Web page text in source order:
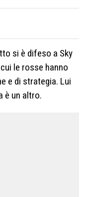
si è difeso a Sky
le rosse hanno
e di strategia. Lui
è un altro.